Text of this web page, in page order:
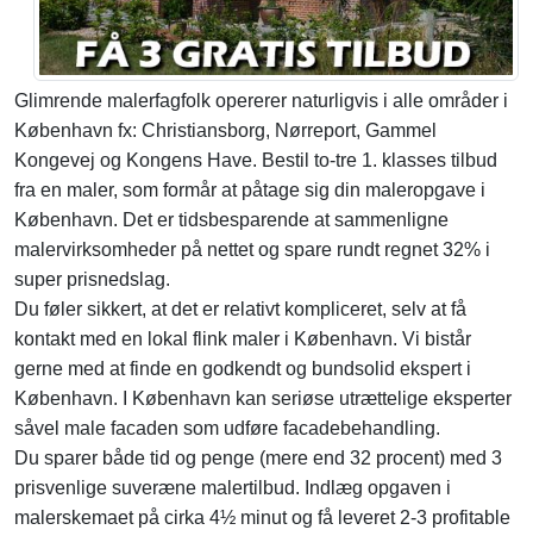
Glimrende malerfagfolk opererer naturligvis i alle områder i
København fx: Christiansborg, Nørreport, Gammel
Kongevej og Kongens Have. Bestil to-tre 1. klasses tilbud
fra en maler, som formår at påtage sig din maleropgave i
København. Det er tidsbesparende at sammenligne
malervirksomheder på nettet og spare rundt regnet 32% i
super prisnedslag.
Du føler sikkert, at det er relativt kompliceret, selv at få
kontakt med en lokal flink maler i København. Vi bistår
gerne med at finde en godkendt og bundsolid ekspert i
København. I København kan seriøse utrættelige eksperter
såvel male facaden som udføre facadebehandling.
Du sparer både tid og penge (mere end 32 procent) med 3
prisvenlige suveræne malertilbud. Indlæg opgaven i
malerskemaet på cirka 4½ minut og få leveret 2-3 profitable